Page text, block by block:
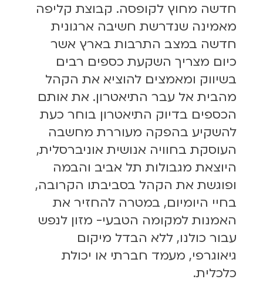
חדשה מחוץ לקופסה. קבוצת קליפה
מאמינה שנדרשת חשיבה ארגונית
חדשה במצב התרבות בארץ אשר
כיום מצריך השקעת כספים רבים
בשיווק ומאמצים להוציא את הקהל
מהבית אל עבר התיאטרון. את אותם
הכספים בדיוק התיאטרון בוחר כעת
להשקיע בהפקה מעוררת מחשבה
העוסקת בחוויה אנושית אוניברסלית,
היוצאת מגבולות תל אביב והבמה
ופוגשת את הקהל בסביבתו הקרובה,
בחיי היומיום, במטרה להחזיר את
האמנות למקומה הטבעי- מזון לנפש
עבור כולנו, ללא הבדל מיקום
גיאוגרפי, מעמד חברתי או יכולת
כלכלית.